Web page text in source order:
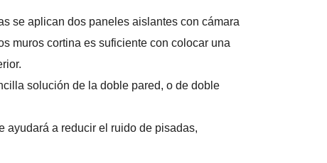
se aplican dos paneles aislantes con cámara
muros cortina es suficiente con colocar una
solución de la doble pared, o de doble
ayudará a reducir el ruido de pisadas,